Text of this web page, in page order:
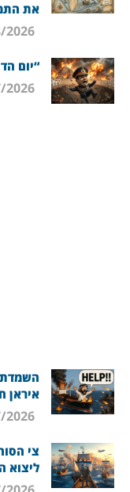
את
“יום
השמדת
איראן
צי
ליצוא